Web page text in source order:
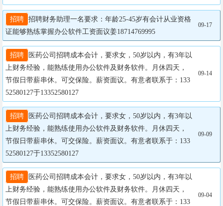
招聘 招聘财务助理一名要求：年龄25-45岁有会计从业资格
证能够熟练掌握办公软件工资面议姜18714769995
09-17
招聘
医药公司招聘成本会计，要求女，50岁以内，有3年以
上财务经验，能熟练使用办公软件及财务软件。月休四天，
节假日带薪串休。可交保险。薪资面议。有意者联系于：133
52580127于13352580127
09-14
招聘
医药公司招聘成本会计，要求女，50岁以内，有3年以
上财务经验，能熟练使用办公软件及财务软件。月休四天，
节假日带薪串休。可交保险。薪资面议。有意者联系于：133
52580127于13352580127
09-09
招聘
医药公司招聘成本会计，要求女，50岁以内，有3年以
上财务经验，能熟练使用办公软件及财务软件。月休四天，
节假日带薪串休。可交保险。薪资面议。有意者联系于：133
09-04